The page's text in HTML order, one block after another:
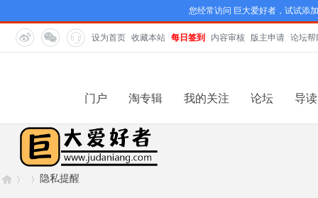
您经常访问 巨大爱好者，试试添
设为首页 收藏本站 每日签到 内容审核 版主申请 论坛帮
门户 淘专辑 我的关注 论坛 导读
隐私提醒